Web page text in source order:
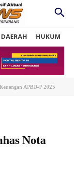
DAERAH HUKUM
APBD-P 2025
Nota